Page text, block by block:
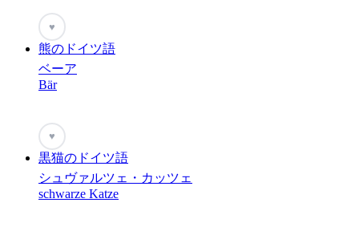
♥
熊のドイツ語
ベーア
Bär
♥
黒猫のドイツ語
シュヴァルツェ・カッツェ
schwarze Katze